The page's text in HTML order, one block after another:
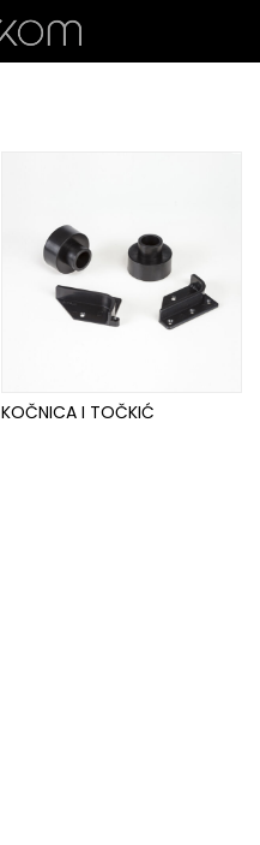
KOČNICA I TOČKIĆ